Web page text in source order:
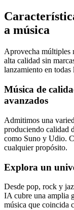
a música
Aprovecha múltiples
alta calidad sin
lanzamiento en
Música de
avanzados
Admitimos una
produciendo calidad
como Suno y Udio.
cualquier propósito.
Explora un
Desde pop, rock y
IA cubre una amplia
música que coincida